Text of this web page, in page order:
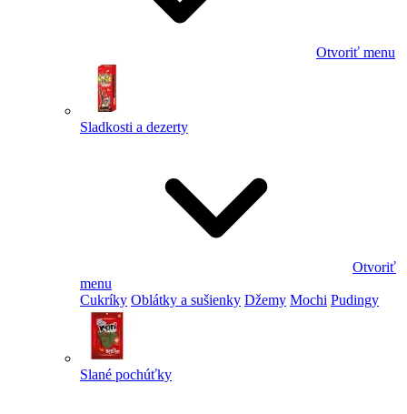
Otvoriť menu
Sladkosti a dezerty
Otvoriť
menu
Cukríky Oblátky a sušienky Džemy Mochi Pudingy
Slané pochúťky